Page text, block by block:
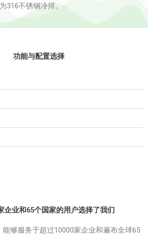
316不锈钢冷排。
功能与配置选择
企业和65个国家的用户选择了我们
够服务于超过10000家企业和遍布全球65